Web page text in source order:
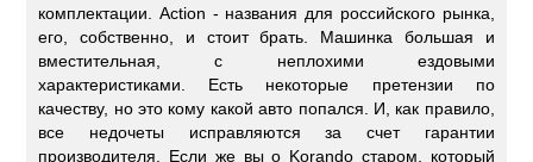
комплектации. Action - названия для российского рынка,
его, собственно, и стоит брать. Машинка большая и
вместительная, с неплохими ездовыми
характеристиками. Есть некоторые претензии по
качеству, но это кому какой авто попался. И, как правило,
все недочеты исправляются за счет гарантии
производителя. Если же вы о Korando старом, который